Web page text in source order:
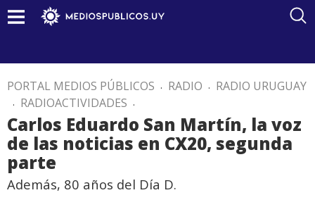
PORTAL MEDIOS PÚBLICOS . RADIO . RADIO URUGUAY
. RADIOACTIVIDADES .
Carlos Eduardo San Martín, la voz
de las noticias en CX20, segunda
parte
Además, 80 años del Día D.